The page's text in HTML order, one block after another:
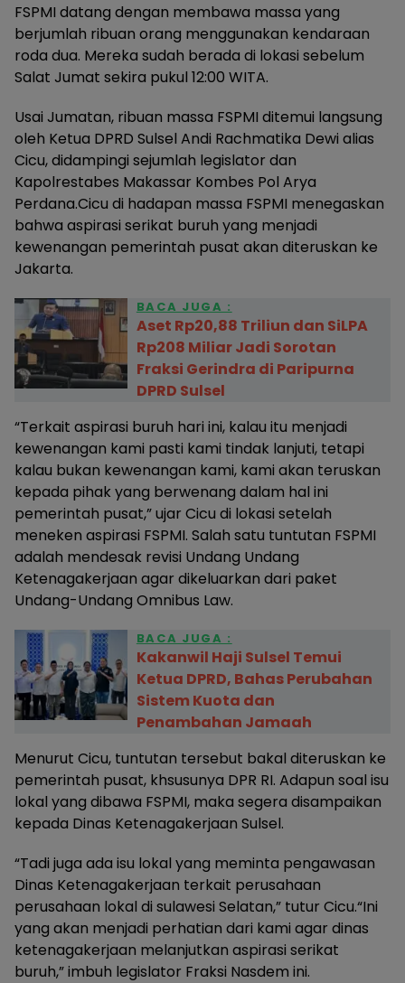
FSPMI datang dengan membawa massa yang
berjumlah ribuan orang menggunakan kendaraan
roda dua. Mereka sudah berada di lokasi sebelum
Salat Jumat sekira pukul 12:00 WITA.
Usai Jumatan, ribuan massa FSPMI ditemui langsung
oleh Ketua DPRD Sulsel Andi Rachmatika Dewi alias
Cicu, didampingi sejumlah legislator dan
Kapolrestabes Makassar Kombes Pol Arya
Perdana.Cicu di hadapan massa FSPMI menegaskan
bahwa aspirasi serikat buruh yang menjadi
kewenangan pemerintah pusat akan diteruskan ke
Jakarta.
BACA JUGA :
Aset Rp20,88 Triliun dan SiLPA
Rp208 Miliar Jadi Sorotan
Fraksi Gerindra di Paripurna
DPRD Sulsel
“Terkait aspirasi buruh hari ini, kalau itu menjadi
kewenangan kami pasti kami tindak lanjuti, tetapi
kalau bukan kewenangan kami, kami akan teruskan
kepada pihak yang berwenang dalam hal ini
pemerintah pusat,” ujar Cicu di lokasi setelah
meneken aspirasi FSPMI. Salah satu tuntutan FSPMI
adalah mendesak revisi Undang Undang
Ketenagakerjaan agar dikeluarkan dari paket
Undang-Undang Omnibus Law.
BACA JUGA :
Kakanwil Haji Sulsel Temui
Ketua DPRD, Bahas Perubahan
Sistem Kuota dan
Penambahan Jamaah
Menurut Cicu, tuntutan tersebut bakal diteruskan ke
pemerintah pusat, khsusunya DPR RI. Adapun soal isu
lokal yang dibawa FSPMI, maka segera disampaikan
kepada Dinas Ketenagakerjaan Sulsel.
“Tadi juga ada isu lokal yang meminta pengawasan
Dinas Ketenagakerjaan terkait perusahaan
perusahaan lokal di sulawesi Selatan,” tutur Cicu.“Ini
yang akan menjadi perhatian dari kami agar dinas
ketenagakerjaan melanjutkan aspirasi serikat
buruh,” imbuh legislator Fraksi Nasdem ini.